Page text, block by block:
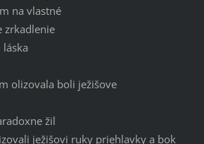
na vlastné
zrkadlenie
olizovala boli ježišove
žil
ježišovi ruky priehlavky a bok